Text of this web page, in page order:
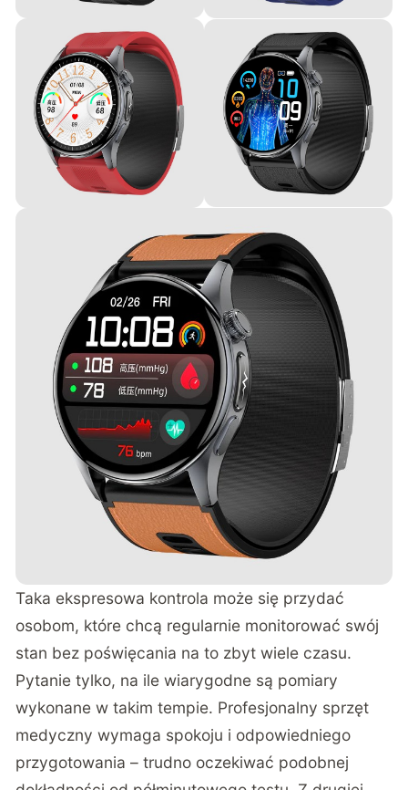
Taka ekspresowa kontrola może się przydać
osobom, które chcą regularnie monitorować swój
stan bez poświęcania na to zbyt wiele czasu.
Pytanie tylko, na ile wiarygodne są pomiary
wykonane w takim tempie. Profesjonalny sprzęt
medyczny wymaga spokoju i odpowiedniego
przygotowania – trudno oczekiwać podobnej